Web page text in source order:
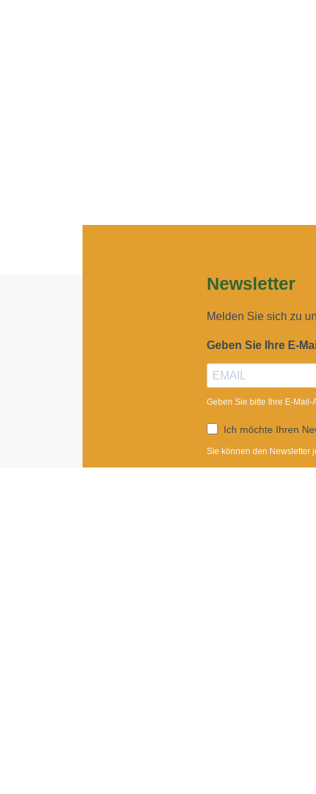
Newsletter
Melden Sie sich zu
Geben Sie Ihre E-
Geben Sie bitte Ihre E-Mail-
Ich möchte Ihren
Sie können den Newsletter